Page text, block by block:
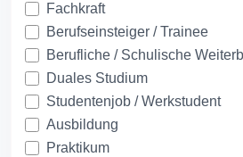
Fachkraft
Berufseinsteiger / Trainee
Berufliche / Schulische
Duales Studium
Studentenjob / Werkstudent
Ausbildung
Praktikum